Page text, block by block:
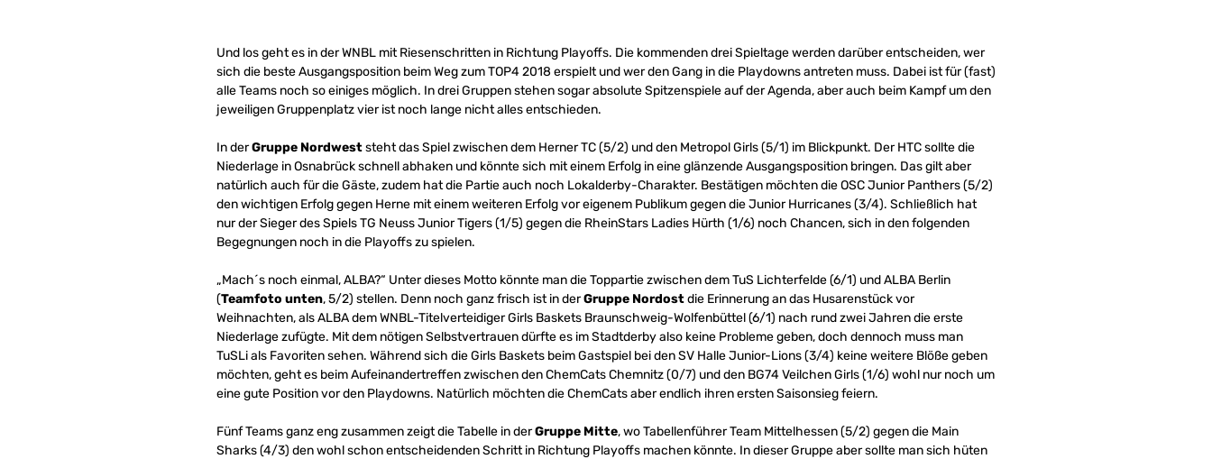
Und los geht es in der WNBL mit Riesenschritten in Richtung Playoffs. Die kommenden drei Spieltage werden darüber entscheiden, wer
sich die beste Ausgangsposition beim Weg zum TOP4 2018 erspielt und wer den Gang in die Playdowns antreten muss. Dabei ist für (fast)
alle Teams noch so einiges möglich. In drei Gruppen stehen sogar absolute Spitzenspiele auf der Agenda, aber auch beim Kampf um den
jeweiligen Gruppenplatz vier ist noch lange nicht alles entschieden.
In derGruppe Nordweststeht das Spiel zwischen dem Herner TC (5/2) und den Metropol Girls (5/1) im Blickpunkt. Der HTC sollte die
Niederlage in Osnabrück schnell abhaken und könnte sich mit einem Erfolg in eine glänzende Ausgangsposition bringen. Das gilt aber
natürlich auch für die Gäste, zudem hat die Partie auch noch Lokalderby-Charakter. Bestätigen möchten die OSC Junior Panthers (5/2)
den wichtigen Erfolg gegen Herne mit einem weiteren Erfolg vor eigenem Publikum gegen die Junior Hurricanes (3/4). Schließlich hat
nur der Sieger des Spiels TG Neuss Junior Tigers (1/5) gegen die RheinStars Ladies Hürth (1/6) noch Chancen, sich in den folgenden
Begegnungen noch in die Playoffs zu spielen.
„Mach´s noch einmal, ALBA?“ Unter dieses Motto könnte man die Toppartie zwischen dem TuS Lichterfelde (6/1) und ALBA Berlin
(Teamfoto unten, 5/2) stellen. Denn noch ganz frisch ist in derGruppe Nordostdie Erinnerung an das Husarenstück vor
Weihnachten, als ALBA dem WNBL-Titelverteidiger Girls Baskets Braunschweig-Wolfenbüttel (6/1) nach rund zwei Jahren die erste
Niederlage zufügte. Mit dem nötigen Selbstvertrauen dürfte es im Stadtderby also keine Probleme geben, doch dennoch muss man
TuSLi als Favoriten sehen. Während sich die Girls Baskets beim Gastspiel bei den SV Halle Junior-Lions (3/4) keine weitere Blöße geben
möchten, geht es beim Aufeinandertreffen zwischen den ChemCats Chemnitz (0/7) und den BG74 Veilchen Girls (1/6) wohl nur noch um
eine gute Position vor den Playdowns. Natürlich möchten die ChemCats aber endlich ihren ersten Saisonsieg feiern.
Fünf Teams ganz eng zusammen zeigt die Tabelle in derGruppe Mitte, wo Tabellenführer Team Mittelhessen (5/2) gegen die Main
Sharks (4/3) den wohl schon entscheidenden Schritt in Richtung Playoffs machen könnte. In dieser Gruppe aber sollte man sich hüten